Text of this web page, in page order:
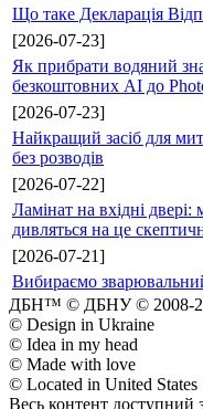
Що таке Декларація
[2026-07-23]
Як прибрати водяний
безкоштовних AI до
[2026-07-23]
Найкращий засіб для
без розводів
[2026-07-22]
Ламінат на вхідні
дивляться на це
[2026-07-21]
Вибираємо
ДБН™ © ДБНУ © 2008-
© Design in Ukraine
© Idea in my head
© Made with love
© Located in United States
Весь контент доступний